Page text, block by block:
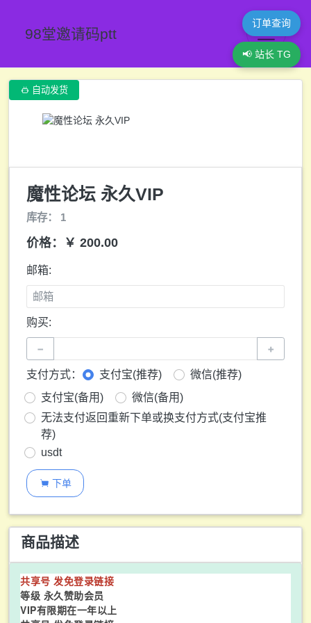
98堂邀请码ptt
订单查询
📢 站长 TG
 自动发货
魔性论坛 永久VIP
库存： 1
价格：￥ 200.00
邮箱:
购买:
− +
支付方式： 支付宝(推荐)
微信(推荐)
支付宝(备用)
微信(备用)
无法支付返回重新下单或换支付方式(支付宝推
荐)
usdt
 下单
商品描述
共享号 发免登录链接
等级 永久赞助会员
VIP有限期在一年以上